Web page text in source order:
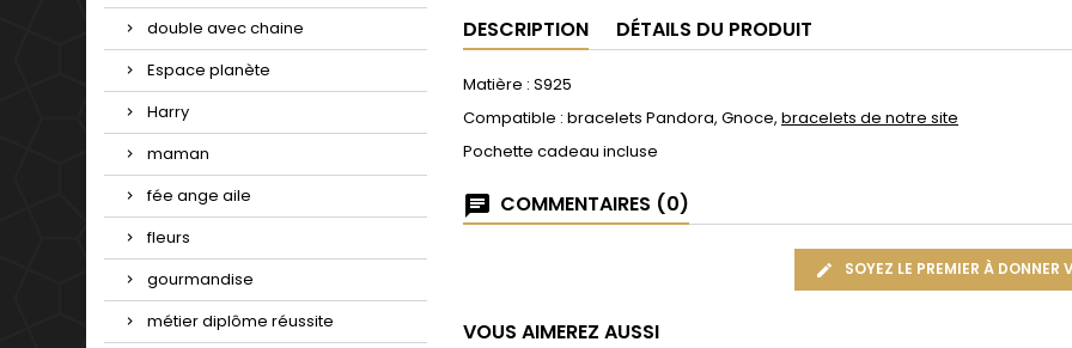
double avec chaine
Espace planète
Harry
maman
fée ange aile
fleurs
gourmandise
métier diplôme réussite
DESCRIPTION DÉTAILS DU PRODUIT
Matière : S925
Compatible : bracelets Pandora, Gnoce, bracelets de notre site
Pochette cadeau incluse
COMMENTAIRES (0)
SOYEZ LE PREMIER À DONNER
VOUS AIMEREZ AUSSI